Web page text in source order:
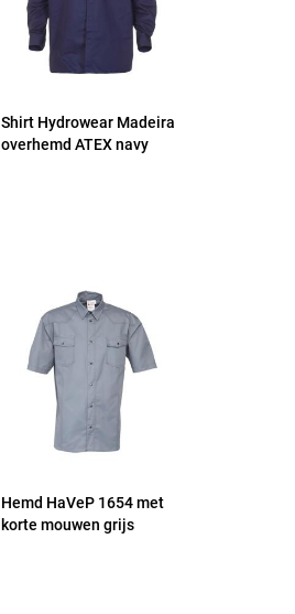
Shirt Hydrowear Madeira
overhemd ATEX navy
Hemd HaVeP 1654 met
korte mouwen grijs